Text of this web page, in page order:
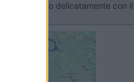
molto delicatamente con il